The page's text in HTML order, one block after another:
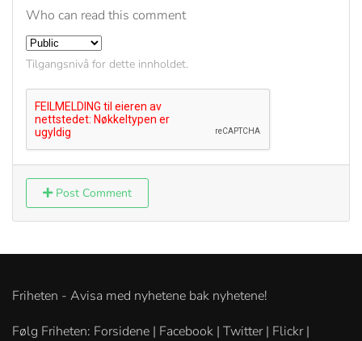
Who can read this comment
Tilgangsnivå for dette innholdet.
Post Comment
Friheten - Avisa med nyhetene bak nyhetene!
Følg Friheten: Forsidene | Facebook | Twitter | Flickr |